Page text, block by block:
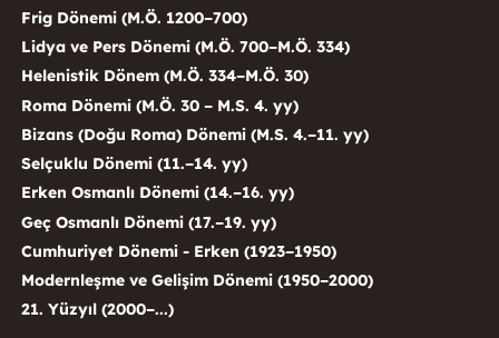
Frig Dönemi (M.Ö. 1200–700)
Lidya ve Pers Dönemi (M.Ö. 700–M.Ö. 334)
Helenistik Dönem (M.Ö. 334–M.Ö. 30)
Roma Dönemi (M.Ö. 30 – M.S. 4. yy)
Bizans (Doğu Roma) Dönemi (M.S. 4.–11. yy)
Selçuklu Dönemi (11.–14. yy)
Erken Osmanlı Dönemi (14.–16. yy)
Geç Osmanlı Dönemi (17.–19. yy)
Cumhuriyet Dönemi - Erken (1923–1950)
Modernleşme ve Gelişim Dönemi (1950–2000)
21. Yüzyıl (2000–...)